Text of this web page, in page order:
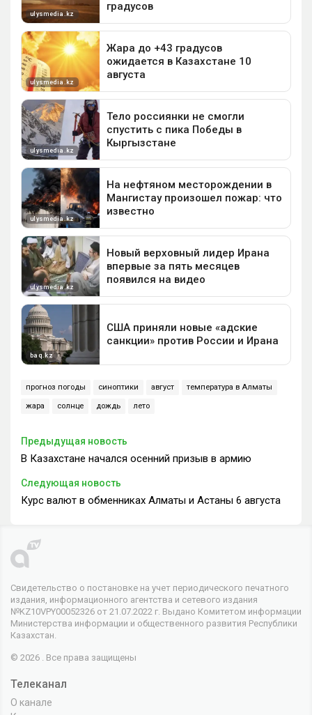
прогноз погоды синоптики август температура в Алматы
жара солнце дождь лето
Предыдущая новость
В Казахстане начался осенний призыв в армию
Следующая новость
Курс валют в обменниках Алматы и Астаны 6 августа
Свидетельство о постановке на учет периодического печатного
издания, информационного агентства и сетевого издания
№KZ10VPY00052326 от 21.07.2022 г. Выдано Комитетом информации
Министерства информации и общественного развития Республики
Казахстан.
© 2026 . Все права защищены
Телеканал
О канале